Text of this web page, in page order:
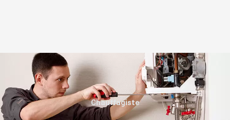
Chauffagiste